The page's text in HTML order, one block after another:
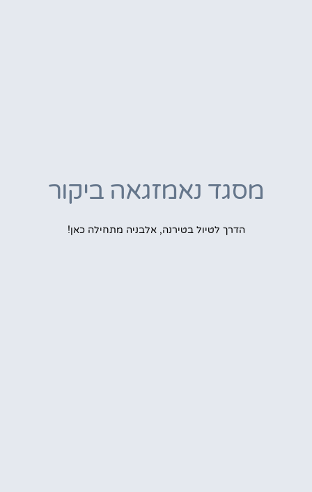
מסגד נאמזגאה ביקור
הדרך לטיול בטירנה, אלבניה מתחילה כאן!